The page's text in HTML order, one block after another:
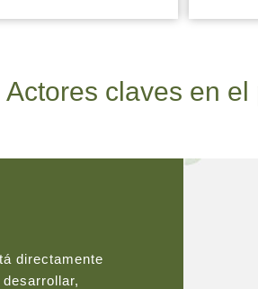
Actores claves en el
directamente